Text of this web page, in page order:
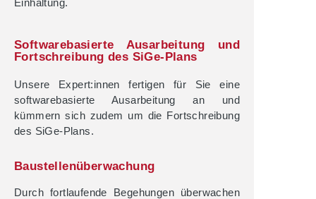
Softwarebasierte Ausarbeitung und
Fortschreibung des SiGe-Plans
Unsere Expert:innen fertigen für Sie eine
softwarebasierte Ausarbeitung an und
kümmern sich zudem um die Fortschreibung
des SiGe-Plans.
Baustellenüberwachung
Durch fortlaufende Begehungen überwachen